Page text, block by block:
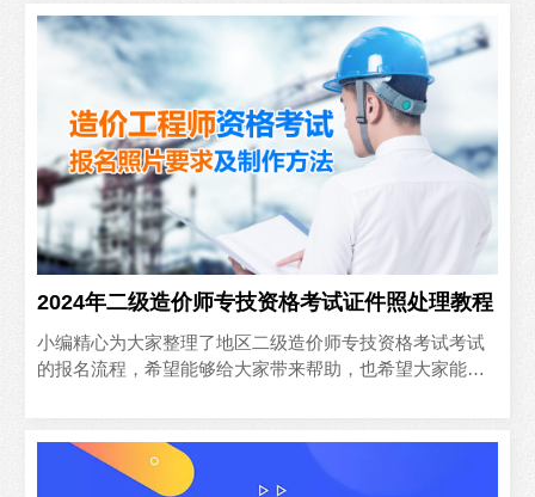
2024年二级造价师专技资格考试证件照处理教程
小编精心为大家整理了地区二级造价师专技资格考试考试
的报名流程，希望能够给大家带来帮助，也希望大家能够